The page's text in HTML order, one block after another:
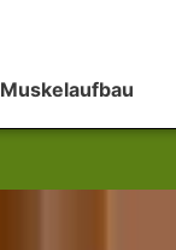
Muskelaufbau